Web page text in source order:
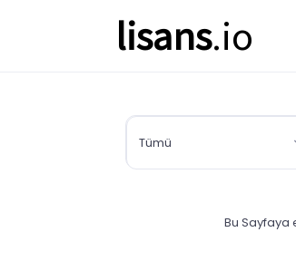
lisans.io
Tümü
Bu Sayfaya